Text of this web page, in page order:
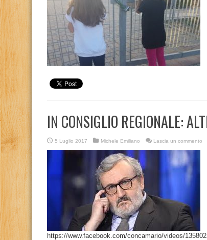
IN CONSIGLIO REGIONALE:
5 Luglio 2017 Michele Emiliano Lascia un commento
https://www.facebook.com/concamario/videos/